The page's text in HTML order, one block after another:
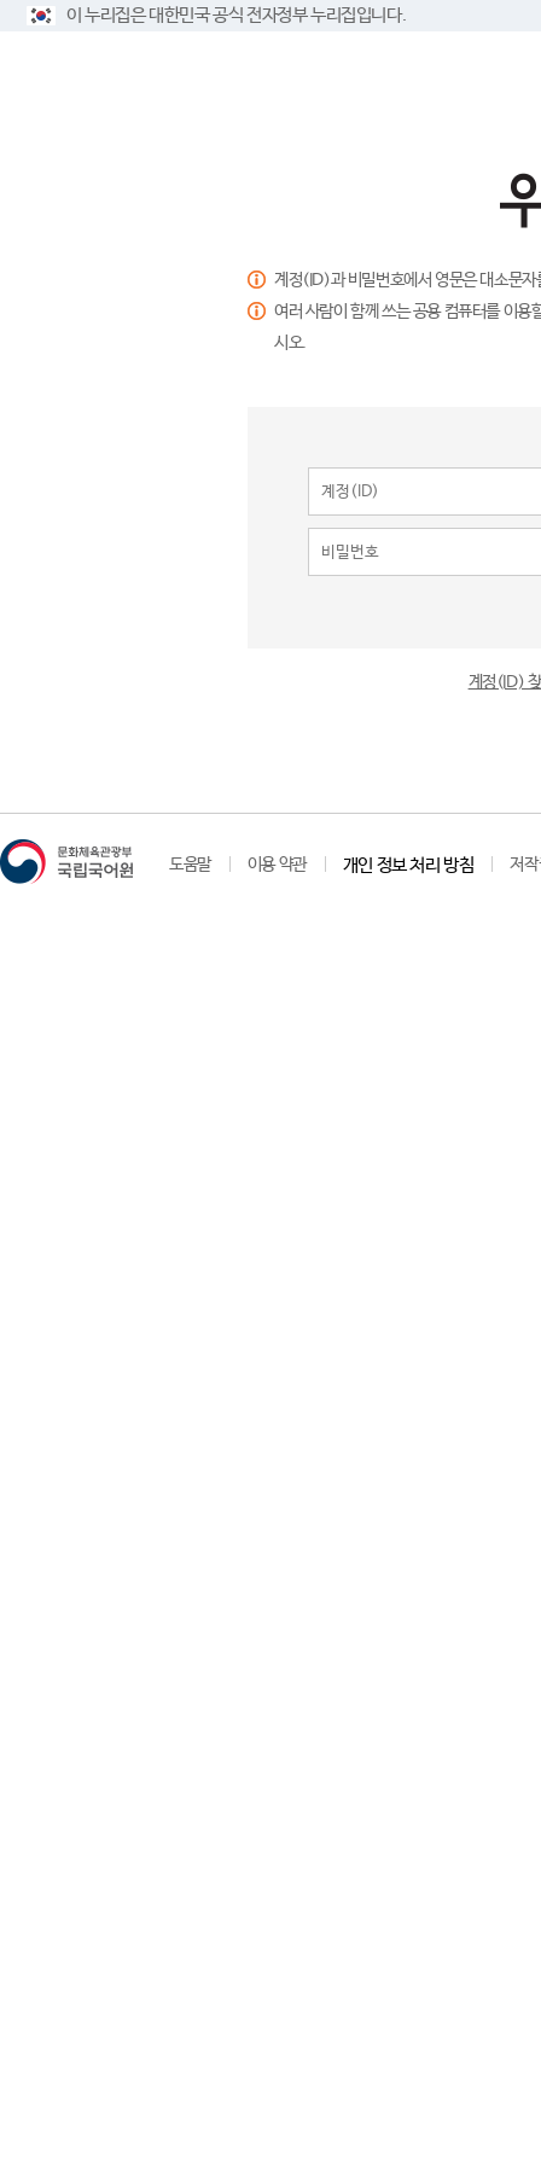
이 누리집은 대한민국 공식 전자정부 누리집입니다.
계정(ID)과 비밀번호에서 영문은 대소문
여러 사람이 함께 쓰는 공용 컴퓨터를 이
시오.
계정(ID)
도움말 이용 약관 개인 정보 처리 방침 저